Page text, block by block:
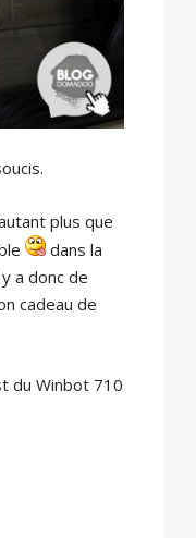
plus que
dans la
a donc de
cadeau de
du Winbot 710